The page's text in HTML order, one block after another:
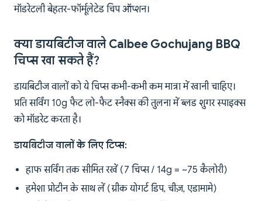
मॉडरेटली बेहतर-फॉर्मूलेटेड चिप ऑप्शन।
क्या डायबिटीज वाले Calbee Gochujang BBQ
चिप्स खा सकते हैं?
डायबिटीज वालों को ये चिप्स कभी-कभी कम मात्रा में खानी चाहिए।
प्रति सर्विंग 10g फैट लो-फैट स्नैक्स की तुलना में ब्लड शुगर स्पाइक्स
को मॉडरेट करता है।
डायबिटीज वालों के लिए टिप्स:
हाफ सर्विंग तक सीमित रखें (7 चिप्स / 14g = ~75 कैलोरी)
हमेशा प्रोटीन के साथ लें (ग्रीक योगर्ट डिप, चीज़, एडामामे)